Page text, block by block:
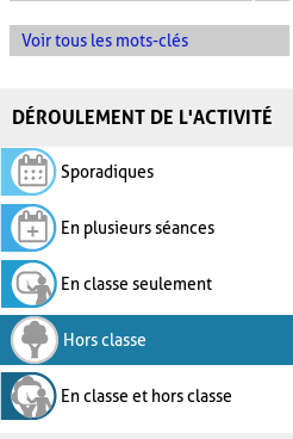
Voir tous les mots-clés
DÉROULEMENT DE L'ACTIVITÉ
Sporadiques
En plusieurs séances
En classe seulement
Hors classe
En classe et hors classe